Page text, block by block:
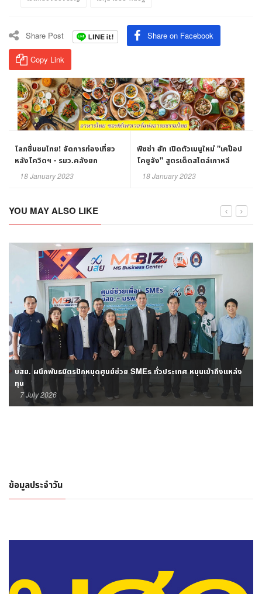
Share Post Share on Facebook
Copy Link
โลกชื่นชมไทย! จัดการท่องเที่ยว
หลังโควิดฯ - รมว.คลังยก
ยุทธศาสตร์ 5F ดูดนักเที่ยวต่าง
ชาติเข้าประเทศ￼
18 January 2023
พิซซ่า ฮัท เปิดตัวเมนูใหม่ "เคป็อป
โคชูจัง" สูตรเด็ดสไตล์เกาหลี
เอาใจกลุ่มแฟนคลับเกาหลีในไทย
18 January 2023
YOU MAY ALSO LIKE
บสย. ผนึกพันธมิตรปักหมุดศูนย์ช่วย SMEs ทั่วประเทศ หนุนเข้าถึงแหล่ง
ทุน
7 July 2026
ข้อมูลประจำวัน